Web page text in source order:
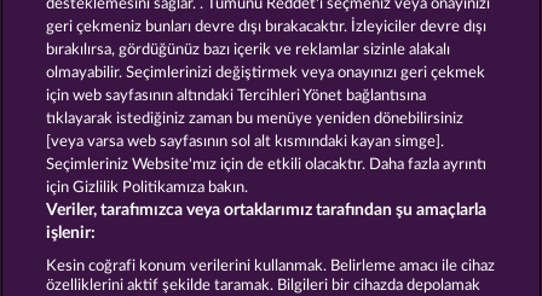
KING OF THE JUNGLE BLACK BEAUTY
Hüküm ve Koşullar Gizlilik Beyanı Künye
Şirket SSS Ortaklık programı Facebook
İptal talebini gönder
desteklemesini sağlar. . Tümünü Reddet'ı seçmeniz veya onayınızı
geri çekmeniz bunları devre dışı bırakacaktır. İzleyiciler devre dışı
bırakılırsa, gördüğünüz bazı içerik ve reklamlar sizinle alakalı
olmayabilir. Seçimlerinizi değiştirmek veya onayınızı geri çekmek
için web sayfasının altındaki Tercihleri Yönet bağlantısına
tıklayarak istediğiniz zaman bu menüye yeniden dönebilirsiniz
[veya varsa web sayfasının sol alt kısmındaki kayan simge].
Seçimleriniz Website'mız için de etkili olacaktır. Daha fazla ayrıntı
için Gizlilik Politikamıza bakın.
Veriler, tarafımızca veya ortaklarımız tarafından şu amaçlarla
işlenir:
Kesin coğrafi konum verilerini kullanmak. Belirleme amacı ile cihaz
özelliklerini aktif şekilde taramak. Bilgileri bir cihazda depolamak